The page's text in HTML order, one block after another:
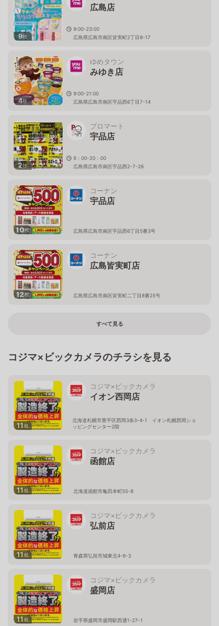
9枚
広島店
9:00-23:00
広島県広島市南区皆実町2丁目8-17
4枚
ゆめタウン
みゆき店
9:00-21:00
広島県広島市南区宇品西6丁目7-14
2枚
プロマート
宇品店
9：00-20：00
広島県広島市南区宇品西2-7-26
10枚
コーナン
宇品店
広島県広島市南区宇品西6丁目5番3号
12枚
コーナン
広島皆実町店
広島県広島市南区皆実町二丁目8番25号
すべて見る
コジマ×ビックカメラのチラシを見る
11枚
コジマ×ビックカメラ
イオン西岡店
北海道札幌市豊平区西岡3条3-4-1 イオン札幌西岡ショ
ッピングセンター2階
11枚
コジマ×ビックカメラ
函館店
北海道函館市亀田本町55-8
11枚
コジマ×ビックカメラ
弘前店
青森県弘前市城東北4-6-3
11枚
コジマ×ビックカメラ
盛岡店
岩手県盛岡市盛岡駅西通1-27-1